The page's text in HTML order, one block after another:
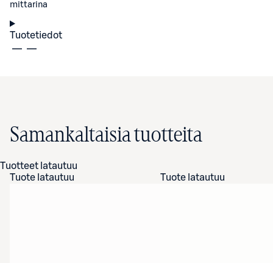
mittarina
Tuotetiedot
Samankaltaisia tuotteita
Tuotteet latautuu
Tuote latautuu
Tuote latautuu